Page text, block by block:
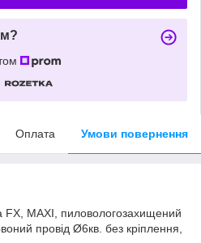
Оплата Умови повернення
FX, MAXI, пиловологозахищений
провід Ø6кв. без кріплення,